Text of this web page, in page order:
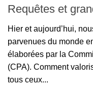
Requêtes et
Hier et aujourd’hui,
parvenues du monde
élaborées par la
(CPA). Comment
tous ceux...